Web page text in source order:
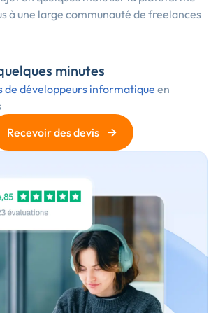
à une large communauté de freelances
minutes
de développeurs informatique en
Recevoir des devis
→